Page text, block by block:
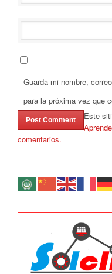
Guarda mi nombre,
para la próxima vez que
Este
comentarios.